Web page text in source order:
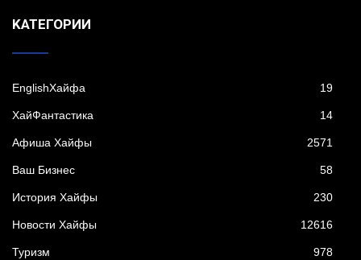
KАТЕГОРИИ
EnglishХайфа 19
XайФантастика 14
Афиша Хайфы 2571
Ваш Бизнес 58
История Хайфы 230
Новости Хайфы 12616
Туризм 978